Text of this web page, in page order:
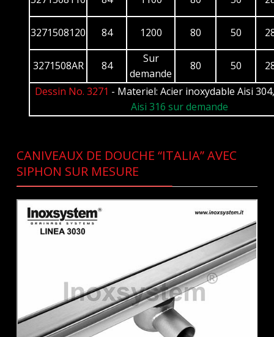
3271508120 84 1200 80 50
3271508AR 84
Sur
demande
80 50
Dessin No. 3271 - Materiel: Acier inoxydable Aisi
Aisi 316 sur demande
CANIVEAUX DE DOUCHE “ITALIA” AVEC
SIPHON SUR MESURE